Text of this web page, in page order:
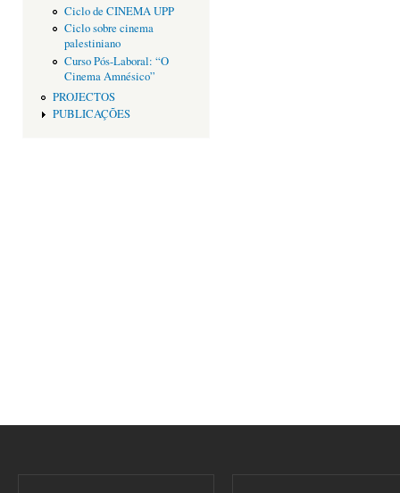
Ciclo de CINEMA UPP
Ciclo sobre cinema
palestiniano
Curso Pós-Laboral: “O
Cinema Amnésico”
PROJECTOS
PUBLICAÇÕES